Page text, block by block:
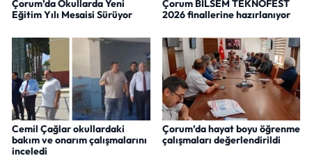
Çorum’da Okullarda Yeni
Eğitim Yılı Mesaisi Sürüyor
Çorum BİLSEM TEKNOFEST
2026 finallerine hazırlanıyor
Cemil Çağlar okullardaki
bakım ve onarım çalışmalarını
inceledi
Çorum’da hayat boyu öğrenme
çalışmaları değerlendirildi